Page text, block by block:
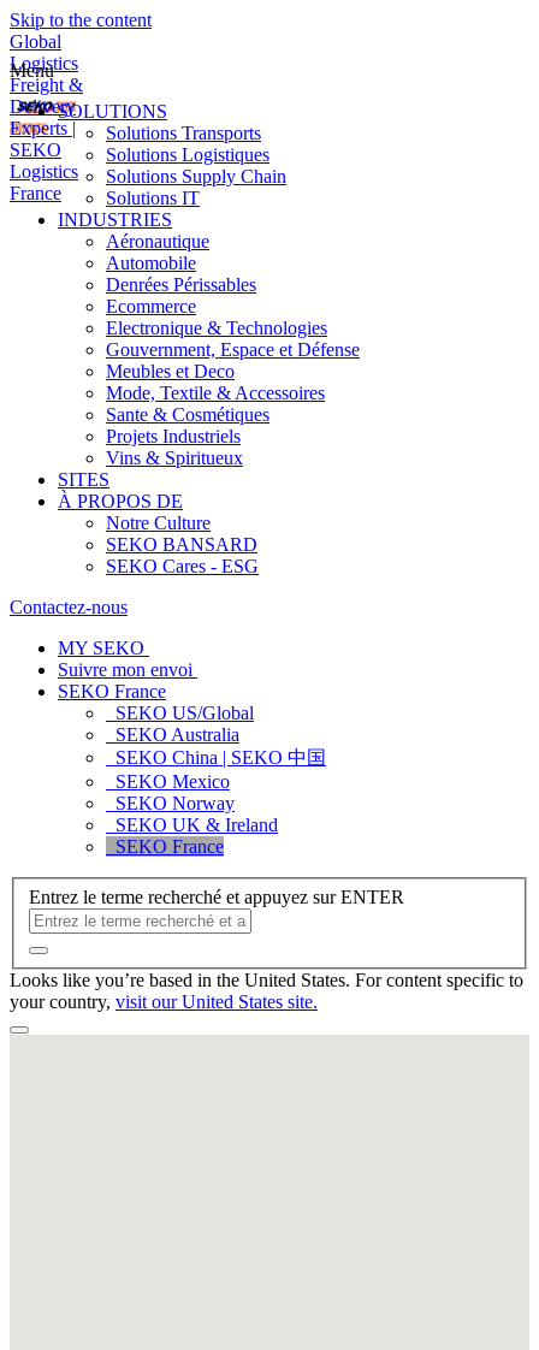
Skip to the content
Global
Logistics
Freight &
Delivery
Experts |
SEKO
Logistics
France
Menu
SOLUTIONS
Solutions Transports
Solutions Logistiques
Solutions Supply Chain
Solutions IT
INDUSTRIES
Aéronautique
Automobile
Denrées Périssables
Ecommerce
Electronique & Technologies
Gouvernment, Espace et Défense
Meubles et Deco
Mode, Textile & Accessoires
Sante & Cosmétiques
Projets Industriels
Vins & Spiritueux
SITES
À PROPOS DE
Notre Culture
SEKO BANSARD
SEKO Cares - ESG
Contactez-nous
MY SEKO
Suivre mon envoi
SEKO France
SEKO US/Global
SEKO Australia
SEKO China | SEKO 中国
SEKO Mexico
SEKO Norway
SEKO UK & Ireland
SEKO France
Entrez le terme recherché et appuyez sur ENTER
Looks like you’re based in the United States. For content specific to
your country, visit our United States site.